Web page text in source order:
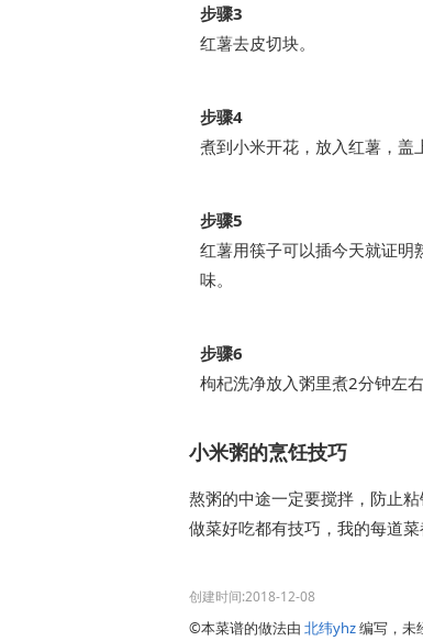
步骤3
红薯去皮切块。
步骤4
煮到小米开花，放入红薯，盖
步骤5
红薯用筷子可以插今天就证明
味。
步骤6
枸杞洗净放入粥里煮2分钟左右
小米粥的烹饪技巧
熬粥的中途一定要搅拌，防止
做菜好吃都有技巧，我的每道
创建时间:2018-12-08
©本菜谱的做法由 北纬yhz编写，未